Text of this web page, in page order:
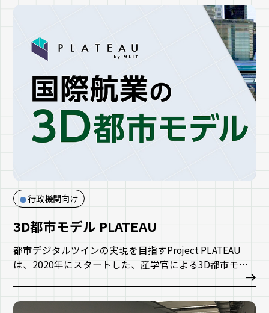
行政機関向け
3D都市モデル PLATEAU
都市デジタルツインの実現を目指すProject PLATEAU
は、2020年にスタートした、産学官による3D都市モデ